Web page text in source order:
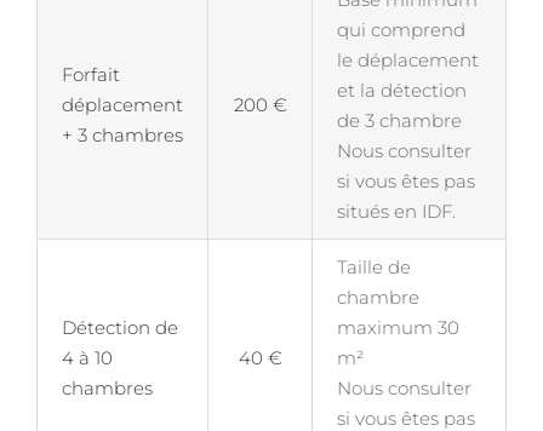
Forfait
déplacement
+ 3 chambres
200 €
qui comprend
le déplacement
et la détection
de 3 chambre
Nous consulter
si vous êtes pas
situés en IDF.
Détection de
4 à 10
chambres
40 €
Taille de
chambre
maximum 30
m²
Nous consulter
si vous êtes pas